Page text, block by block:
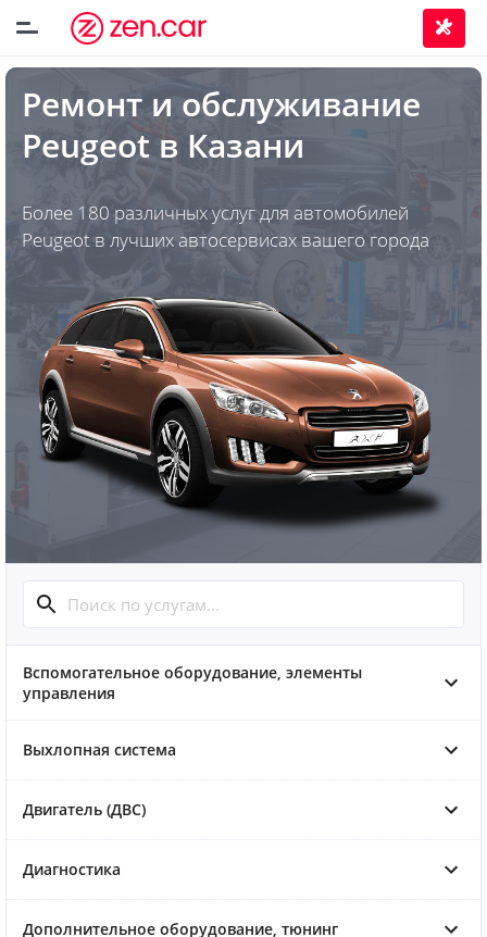
Ремонт и обслуживание
Peugeot в Казани
Более 180 различных услуг для автомобилей
Peugeot в лучших автосервисах вашего города
Вспомогательное оборудование, элементы
управления
Выхлопная система
Двигатель (ДВС)
Диагностика
Дополнительное оборудование, тюнинг